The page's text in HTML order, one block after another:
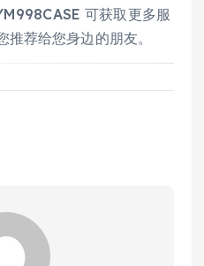
可获取更多服
荐给您身边的朋友。